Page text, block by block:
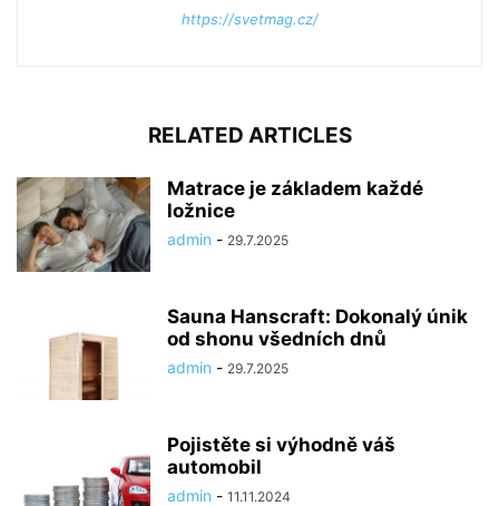
https://svetmag.cz/
RELATED ARTICLES
Matrace je základem každé
ložnice
admin - 29.7.2025
Sauna Hanscraft: Dokonalý únik
od shonu všedních dnů
admin - 29.7.2025
Pojistěte si výhodně váš
automobil
admin - 11.11.2024